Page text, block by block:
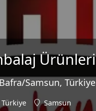
Ürünleri
Samsun, Türkiye
Türkiye Samsun